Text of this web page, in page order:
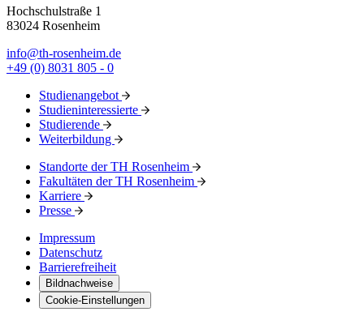
Hochschulstraße 1
83024 Rosenheim
info@th-rosenheim.de
+49 (0) 8031 805 - 0
Studienangebot
Studieninteressierte
Studierende
Weiterbildung
Standorte der TH Rosenheim
Fakultäten der TH Rosenheim
Karriere
Presse
Impressum
Datenschutz
Barrierefreiheit
Bildnachweise
Cookie-Einstellungen